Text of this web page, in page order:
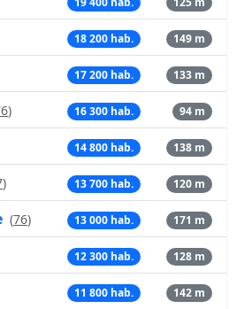
18 200 hab. 149 m
17 200 hab. 133 m
) 16 300 hab. 94 m
14 800 hab. 138 m
) 13 700 hab. 120 m
(76) 13 000 hab. 171 m
12 300 hab. 128 m
11 800 hab. 142 m